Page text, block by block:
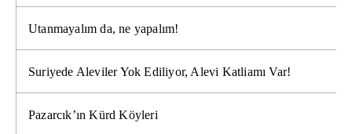
Utanmayalım da, ne yapalım!
Suriyede Aleviler Yok Ediliyor, Alevi Katliamı Var!
Pazarcık’ın Kürd Köyleri